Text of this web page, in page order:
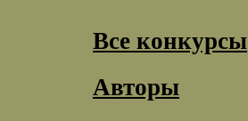
Все конкурсы
Авторы